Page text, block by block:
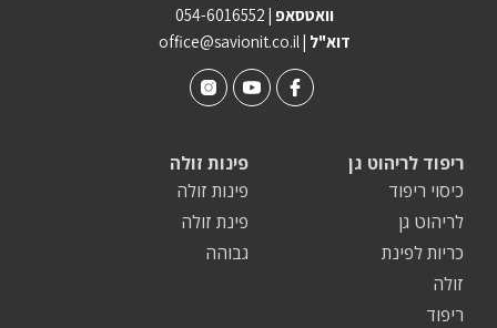
וואטסאפ | 054-6016552
office@savionit.co.il | דוא"ל
פינות זולה
פינות זולה
פינת זולה
גבוהה
ריפוד לריהוט גן
כיסוי ריפוד
לריהוט גן
כריות לפינת
זולה
ריפוד